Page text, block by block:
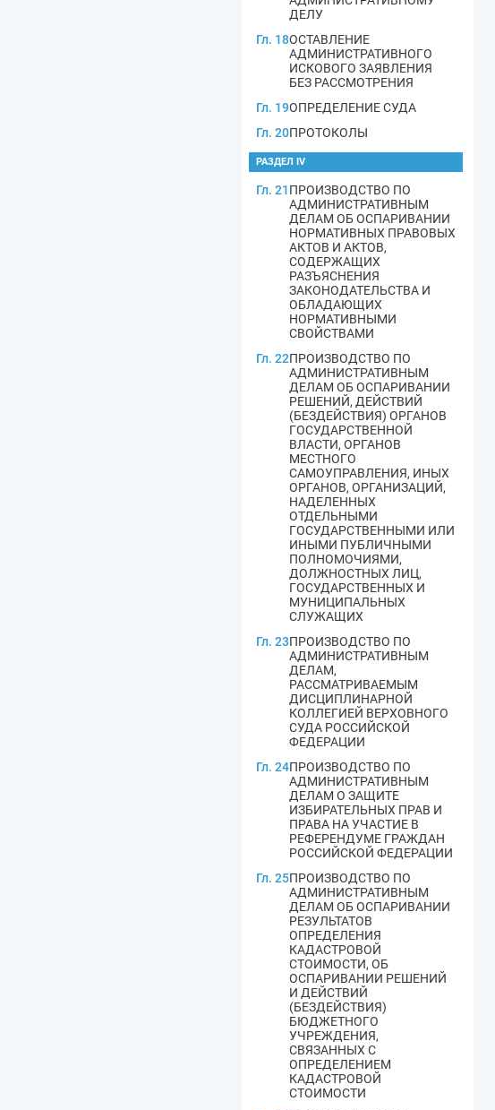
ДЕЛУ
Гл. 18ОСТАВЛЕНИЕ
АДМИНИСТРАТИВНОГО
ИСКОВОГО ЗАЯВЛЕНИЯ
БЕЗ РАССМОТРЕНИЯ
Гл. 19ОПРЕДЕЛЕНИЕ СУДА
Гл. 20ПРОТОКОЛЫ
РАЗДЕЛ IV
Гл. 21ПРОИЗВОДСТВО ПО
АДМИНИСТРАТИВНЫМ
ДЕЛАМ ОБ ОСПАРИВАНИИ
НОРМАТИВНЫХ ПРАВОВЫХ
АКТОВ И АКТОВ,
СОДЕРЖАЩИХ
РАЗЪЯСНЕНИЯ
ЗАКОНОДАТЕЛЬСТВА И
ОБЛАДАЮЩИХ
НОРМАТИВНЫМИ
СВОЙСТВАМИ
Гл. 22ПРОИЗВОДСТВО ПО
АДМИНИСТРАТИВНЫМ
ДЕЛАМ ОБ ОСПАРИВАНИИ
РЕШЕНИЙ, ДЕЙСТВИЙ
(БЕЗДЕЙСТВИЯ) ОРГАНОВ
ГОСУДАРСТВЕННОЙ
ВЛАСТИ, ОРГАНОВ
МЕСТНОГО
САМОУПРАВЛЕНИЯ, ИНЫХ
ОРГАНОВ, ОРГАНИЗАЦИЙ,
НАДЕЛЕННЫХ
ОТДЕЛЬНЫМИ
ГОСУДАРСТВЕННЫМИ ИЛИ
ИНЫМИ ПУБЛИЧНЫМИ
ПОЛНОМОЧИЯМИ,
ДОЛЖНОСТНЫХ ЛИЦ,
ГОСУДАРСТВЕННЫХ И
МУНИЦИПАЛЬНЫХ
СЛУЖАЩИХ
Гл. 23ПРОИЗВОДСТВО ПО
АДМИНИСТРАТИВНЫМ
ДЕЛАМ,
РАССМАТРИВАЕМЫМ
ДИСЦИПЛИНАРНОЙ
КОЛЛЕГИЕЙ ВЕРХОВНОГО
СУДА РОССИЙСКОЙ
ФЕДЕРАЦИИ
Гл. 24ПРОИЗВОДСТВО ПО
АДМИНИСТРАТИВНЫМ
ДЕЛАМ О ЗАЩИТЕ
ИЗБИРАТЕЛЬНЫХ ПРАВ И
ПРАВА НА УЧАСТИЕ В
РЕФЕРЕНДУМЕ ГРАЖДАН
РОССИЙСКОЙ ФЕДЕРАЦИИ
Гл. 25ПРОИЗВОДСТВО ПО
АДМИНИСТРАТИВНЫМ
ДЕЛАМ ОБ ОСПАРИВАНИИ
РЕЗУЛЬТАТОВ
ОПРЕДЕЛЕНИЯ
КАДАСТРОВОЙ
СТОИМОСТИ, ОБ
ОСПАРИВАНИИ РЕШЕНИЙ
И ДЕЙСТВИЙ
(БЕЗДЕЙСТВИЯ)
БЮДЖЕТНОГО
УЧРЕЖДЕНИЯ,
СВЯЗАННЫХ С
ОПРЕДЕЛЕНИЕМ
КАДАСТРОВОЙ
СТОИМОСТИ